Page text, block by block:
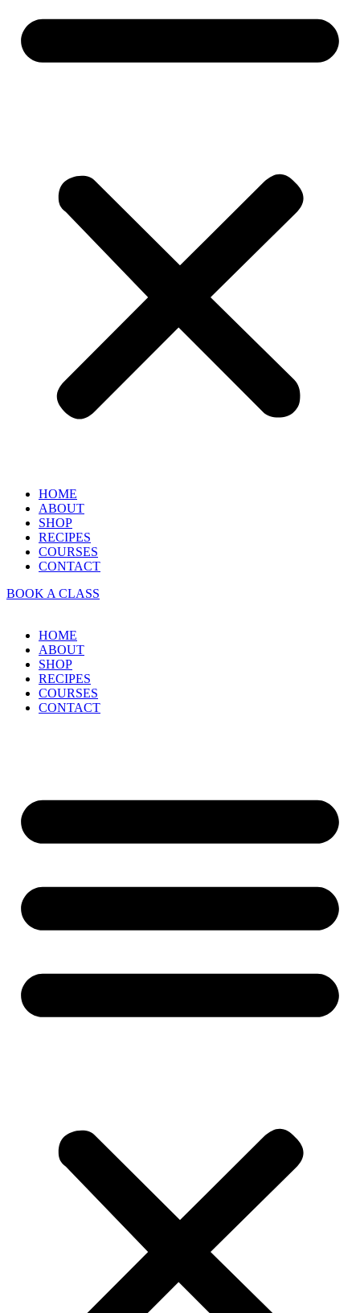
HOME
ABOUT
SHOP
RECIPES
COURSES
CONTACT
BOOK A CLASS
HOME
ABOUT
SHOP
RECIPES
COURSES
CONTACT